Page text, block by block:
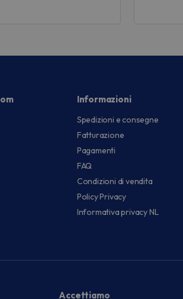
Informazioni
Spedizioni e consegne
Fatturazione
Pagamenti
FAQ
Condizioni di vendita
Policy Privacy
Informativa privacy NL
Accettiamo